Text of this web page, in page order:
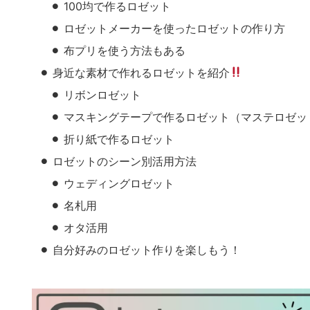
100均で作るロゼット
ロゼットメーカーを使ったロゼットの作り方
布プリを使う方法もある
身近な素材で作れるロゼットを紹介
リボンロゼット
マスキングテープで作るロゼット（マステロゼッ
折り紙で作るロゼット
ロゼットのシーン別活用方法
ウェディングロゼット
名札用
オタ活用
自分好みのロゼット作りを楽しもう！